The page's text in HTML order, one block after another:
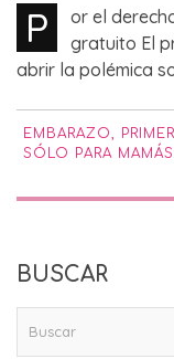
P
or el
gratuito El
abrir la polémica
EMBARAZO
SÓLO PARA MAMÁS
BUSCAR